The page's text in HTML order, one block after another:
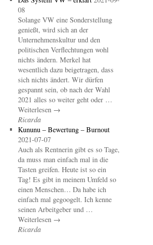
08
Solange VW eine Sonderstellung
genießt, wird sich an der
Unternehmenskultur und den
politischen Verflechtungen wohl
nichts ändern. Merkel hat
wesentlich dazu beigetragen, dass
sich nichts ändert. Wir dürfen
gespannt sein, ob nach der Wahl
2021 alles so weiter geht oder …
Weiterlesen →
Ricarda
Kununu – Bewertung – Burnout
2021-07-07
Auch als Rentnerin gibt es so Tage,
da muss man einfach mal in die
Tasten greifen. Heute ist so ein
Tag! Es gibt in meinem Umfeld so
einen Menschen… Da habe ich
einfach mal gegoogelt. Ich kenne
seinen Arbeitgeber und …
Weiterlesen →
Ricarda